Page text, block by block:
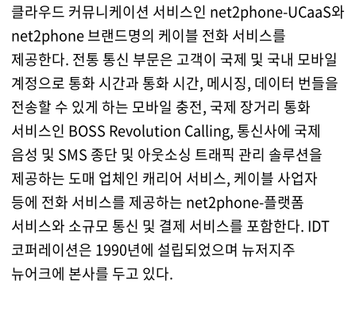
클라우드 커뮤니케이션 서비스인 net2phone-UCaaS와
net2phone 브랜드명의 케이블 전화 서비스를
제공한다. 전통 통신 부문은 고객이 국제 및 국내 모바일
계정으로 통화 시간과 통화 시간, 메시징, 데이터 번들을
전송할 수 있게 하는 모바일 충전, 국제 장거리 통화
서비스인 BOSS Revolution Calling, 통신사에 국제
음성 및 SMS 종단 및 아웃소싱 트래픽 관리 솔루션을
제공하는 도매 업체인 캐리어 서비스, 케이블 사업자
등에 전화 서비스를 제공하는 net2phone-플랫폼
서비스와 소규모 통신 및 결제 서비스를 포함한다. IDT
코퍼레이션은 1990년에 설립되었으며 뉴저지주
뉴어크에 본사를 두고 있다.